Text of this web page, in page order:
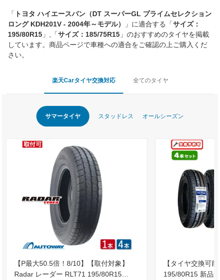
「 トヨタ ハイエースバン（DT スーパーGL プライムセレクション
ロング KDH201V - 2004年～モデル）
」に適合する「サイズ：
195/80R15 」,「サイズ：185/75R15 」のおすすめのタイヤを掲載
しています。商品ページで車種への適合をご確認の上ご購入くだ
さい。
楽天Carタイヤ交換対応 全てのタイヤ
サマータイヤ スタッドレス オールシーズン
【P最大50.5倍！8/10】【取付対象】
Radar レーダー RLT71 195/80R15
【タイヤ交換可
195/80R15 新品